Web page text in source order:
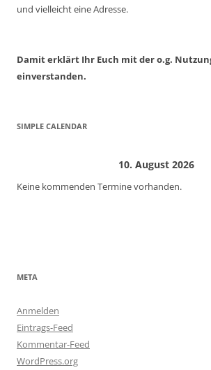
und vielleicht eine Adresse.
Damit erklärt Ihr Euch mit der o.g.
einverstanden.
SIMPLE CALENDAR
10. August 2026
Keine kommenden Termine vorhanden.
META
Anmelden
Eintrags-Feed
Kommentar-Feed
WordPress.org